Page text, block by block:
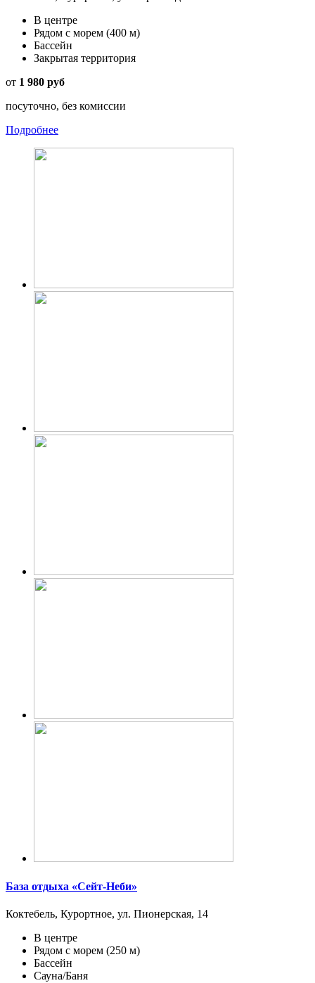
В центре
Рядом с морем (400 м)
Бассейн
Закрытая территория
от 1 980 руб
посуточно, без комиссии
Подробнее
База отдыха «Сейт-Неби»
Коктебель, Курортное, ул. Пионерская, 14
В центре
Рядом с морем (250 м)
Бассейн
Сауна/Баня